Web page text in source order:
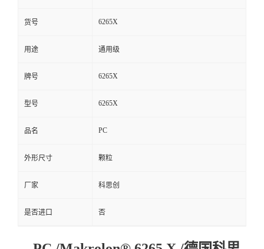
货号 6265X
用途 通用级
牌号 6265X
型号 6265X
品名 PC
外形尺寸 颗粒
厂家 科思创
是否进口 否